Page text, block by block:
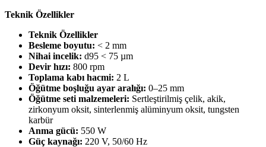
Teknik Özellikler
Teknik Özellikler
Besleme boyutu: < 2 mm
Nihai incelik: d95 < 75 µm
Devir hızı: 800 rpm
Toplama kabı hacmi: 2 L
Öğütme boşluğu ayar aralığı: 0–25 mm
Öğütme seti malzemeleri: Sertleştirilmiş çelik, akik,
zirkonyum oksit, sinterlenmiş alüminyum oksit, tungsten
karbür
Anma gücü: 550 W
Güç kaynağı: 220 V, 50/60 Hz